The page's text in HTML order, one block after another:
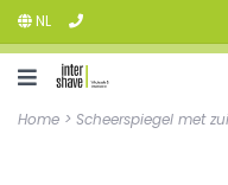
NL
Home > Scheerspiegel met